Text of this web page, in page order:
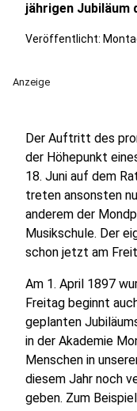
jährigen Jubiläum
Veröffentlicht:
Anzeige
Der Auftritt des
der Höhepunkt
18. Juni auf dem
treten ansonsten
anderem der
Musikschule. Der
schon jetzt am
Am 1. April 1897
Freitag beginnt
geplanten
in der Akademie
Menschen in
diesem Jahr noch
geben. Zum